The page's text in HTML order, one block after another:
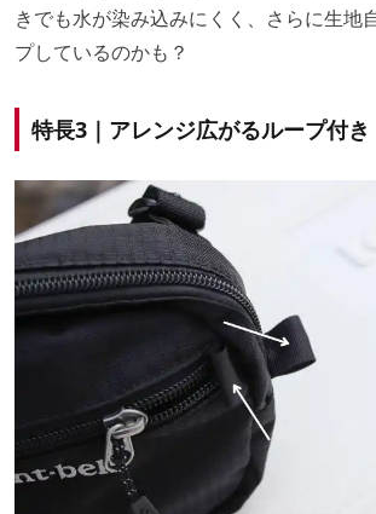
きでも水が染み込みにくく、さらに生地
プしているのかも？
特長3｜アレンジ広がるループ付き